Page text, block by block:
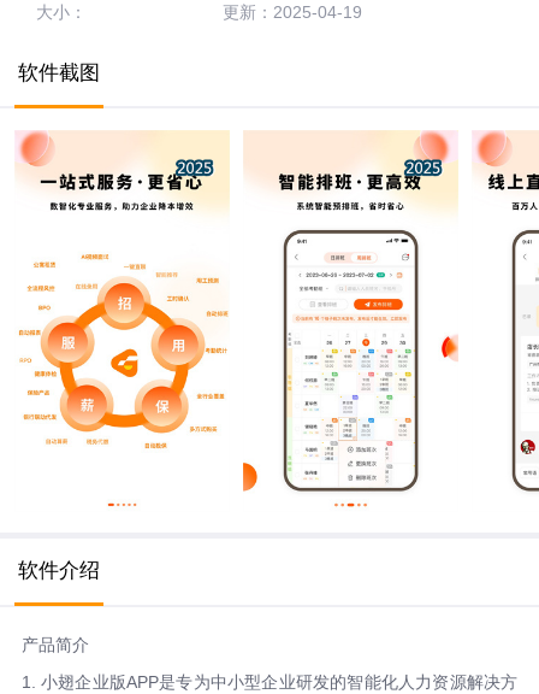
大小： 更新：2025-04-19
软件截图
软件介绍
产品简介
1. 小翅企业版APP是专为中小型企业研发的智能化人力资源解决方